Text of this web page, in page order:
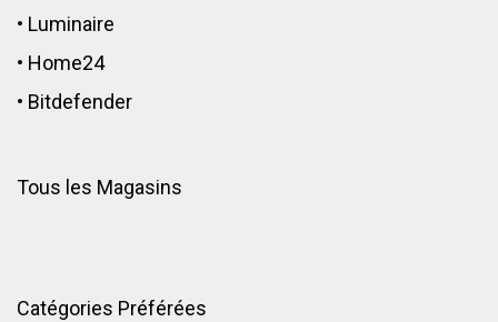
• Luminaire
• Home24
• Bitdefender
Tous les Magasins
Catégories Préférées